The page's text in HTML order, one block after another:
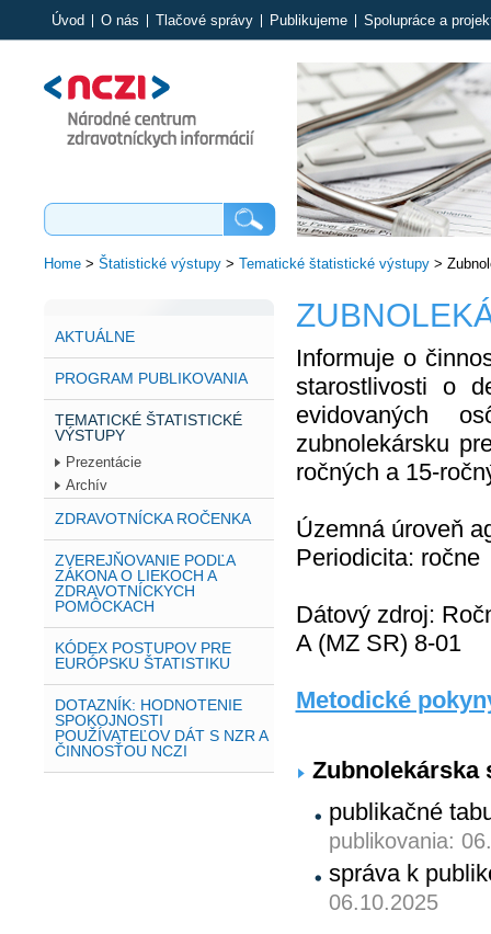
Úvod O nás Tlačové správy Publikujeme Spolupráce a
Home> Štatistické výstupy> Tematické štatistické výstupy>
AKTUÁLNE
PROGRAM PUBLIKOVANIA
TEMATICKÉ ŠTATISTICKÉ
VÝSTUPY
Prezentácie
Archív
ZDRAVOTNÍCKA ROČENKA
ZVEREJŇOVANIE PODĽA
ZÁKONA O LIEKOCH A
ZDRAVOTNÍCKYCH
POMÔCKACH
KÓDEX POSTUPOV PRE
EURÓPSKU ŠTATISTIKU
DOTAZNÍK: HODNOTENIE
SPOKOJNOSTI
POUŽÍVATEĽOV DÁT S NZR A
ČINNOSŤOU NCZI
Informuje o
starostlivosti o
evidovaných
zubnolekársku
ročných a 15-
Územná úroveň
Periodicita: ročne
Dátový zdroj:
A (MZ SR) 8-01
Metodické
Zubnolekárska
publikačné
publikovania:
správa k
06.10.2025